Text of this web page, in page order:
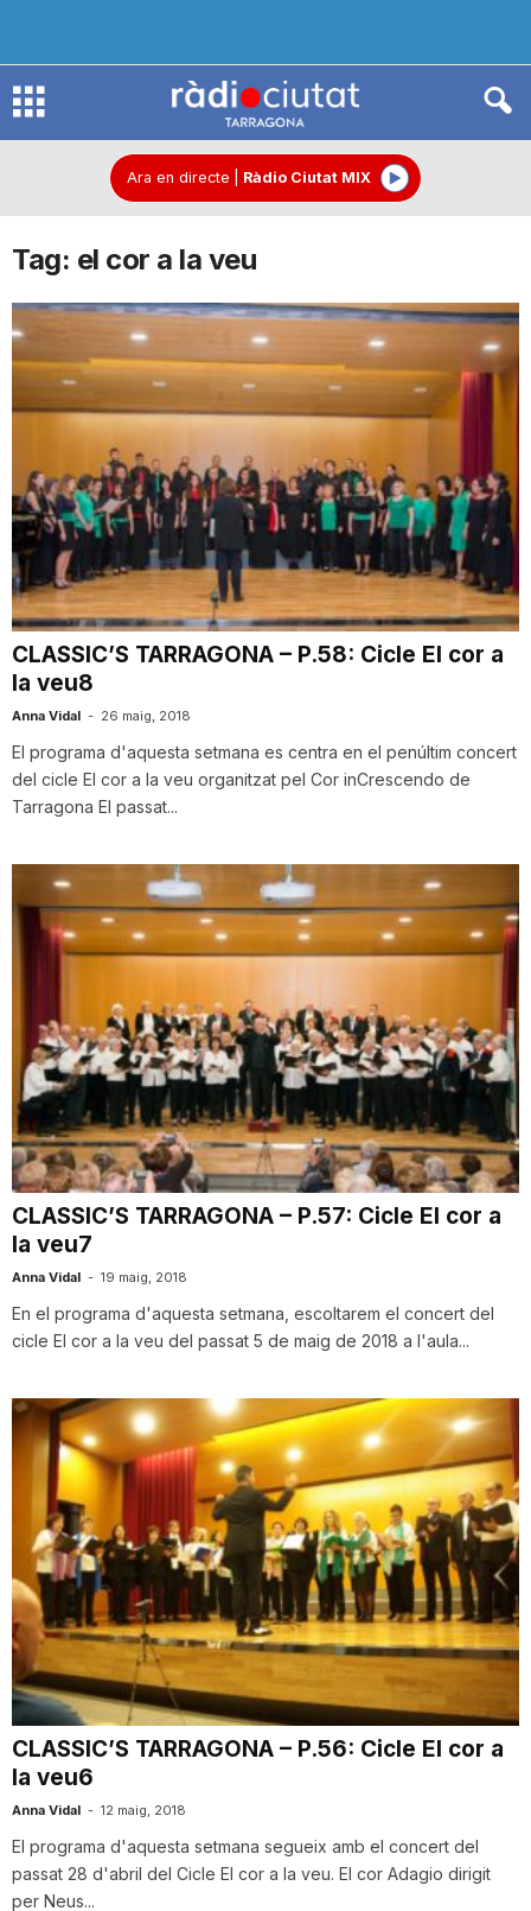
R
d
o
C
u
t
a
t
d
T
a
r
r
g
o
n
a
Ara en directe Ràdio Ciutat MIX
Tag: el cor a la veu
CLASSIC’S TARRAGONA – P.58: Cicle El cor a
la veu8
Anna Vidal - 26 maig, 2018
El programa d'aquesta setmana es centra en el penúltim concert
del cicle El cor a la veu organitzat pel Cor inCrescendo de
Tarragona El passat...
CLASSIC’S TARRAGONA – P.57: Cicle El cor a
la veu7
Anna Vidal - 19 maig, 2018
En el programa d'aquesta setmana, escoltarem el concert del
cicle El cor a la veu del passat 5 de maig de 2018 a l'aula...
CLASSIC’S TARRAGONA – P.56: Cicle El cor a
la veu6
Anna Vidal - 12 maig, 2018
El programa d'aquesta setmana segueix amb el concert del
passat 28 d'abril del Cicle El cor a la veu. El cor Adagio dirigit
per Neus...